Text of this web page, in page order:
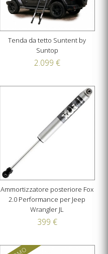
Tenda da tetto Suntent by
Suntop
2.099 €
Ammortizzatore posteriore Fox
2.0 Performance per Jeep
Wrangler JL
399 €